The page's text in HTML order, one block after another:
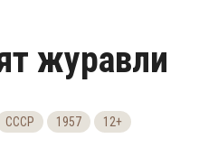
журавли
СССР 1957 12+